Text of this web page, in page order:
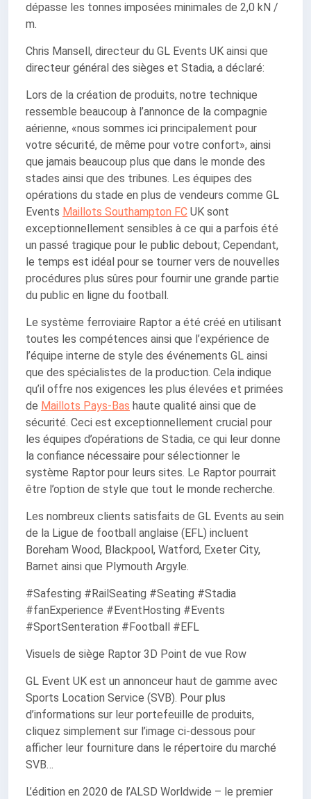
dépasse les tonnes imposées minimales de 2,0 kN /
m.
Chris Mansell, directeur du GL Events UK ainsi que
directeur général des sièges et Stadia, a déclaré:
Lors de la création de produits, notre technique
ressemble beaucoup à l’annonce de la compagnie
aérienne, «nous sommes ici principalement pour
votre sécurité, de même pour votre confort», ainsi
que jamais beaucoup plus que dans le monde des
stades ainsi que des tribunes. Les équipes des
opérations du stade en plus de vendeurs comme GL
Events Maillots Southampton FC UK sont
exceptionnellement sensibles à ce qui a parfois été
un passé tragique pour le public debout; Cependant,
le temps est idéal pour se tourner vers de nouvelles
procédures plus sûres pour fournir une grande partie
du public en ligne du football.
Le système ferroviaire Raptor a été créé en utilisant
toutes les compétences ainsi que l’expérience de
l’équipe interne de style des événements GL ainsi
que des spécialistes de la production. Cela indique
qu’il offre nos exigences les plus élevées et primées
de Maillots Pays-Bas haute qualité ainsi que de
sécurité. Ceci est exceptionnellement crucial pour
les équipes d’opérations de Stadia, ce qui leur donne
la confiance nécessaire pour sélectionner le
système Raptor pour leurs sites. Le Raptor pourrait
être l’option de style que tout le monde recherche.
Les nombreux clients satisfaits de GL Events au sein
de la Ligue de football anglaise (EFL) incluent
Boreham Wood, Blackpool, Watford, Exeter City,
Barnet ainsi que Plymouth Argyle.
#Safesting #RailSeating #Seating #Stadia
#fanExperience #EventHosting #Events
#SportSenteration #Football #EFL
Visuels de siège Raptor 3D Point de vue Row
GL Event UK est un annonceur haut de gamme avec
Sports Location Service (SVB). Pour plus
d’informations sur leur portefeuille de produits,
cliquez simplement sur l’image ci-dessous pour
afficher leur fourniture dans le répertoire du marché
SVB…
L’édition en 2020 de l’ALSD Worldwide – le premier